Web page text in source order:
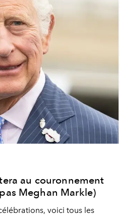
au couronnement
Meghan Markle)
voici tous les